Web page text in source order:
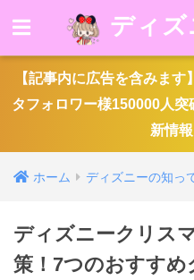
ディズ
【記事内に広告を含みま
タフォロワー様150000人
新情
ホーム ディズニーの知っ
ディズニークリス
策！7つのおすすめ